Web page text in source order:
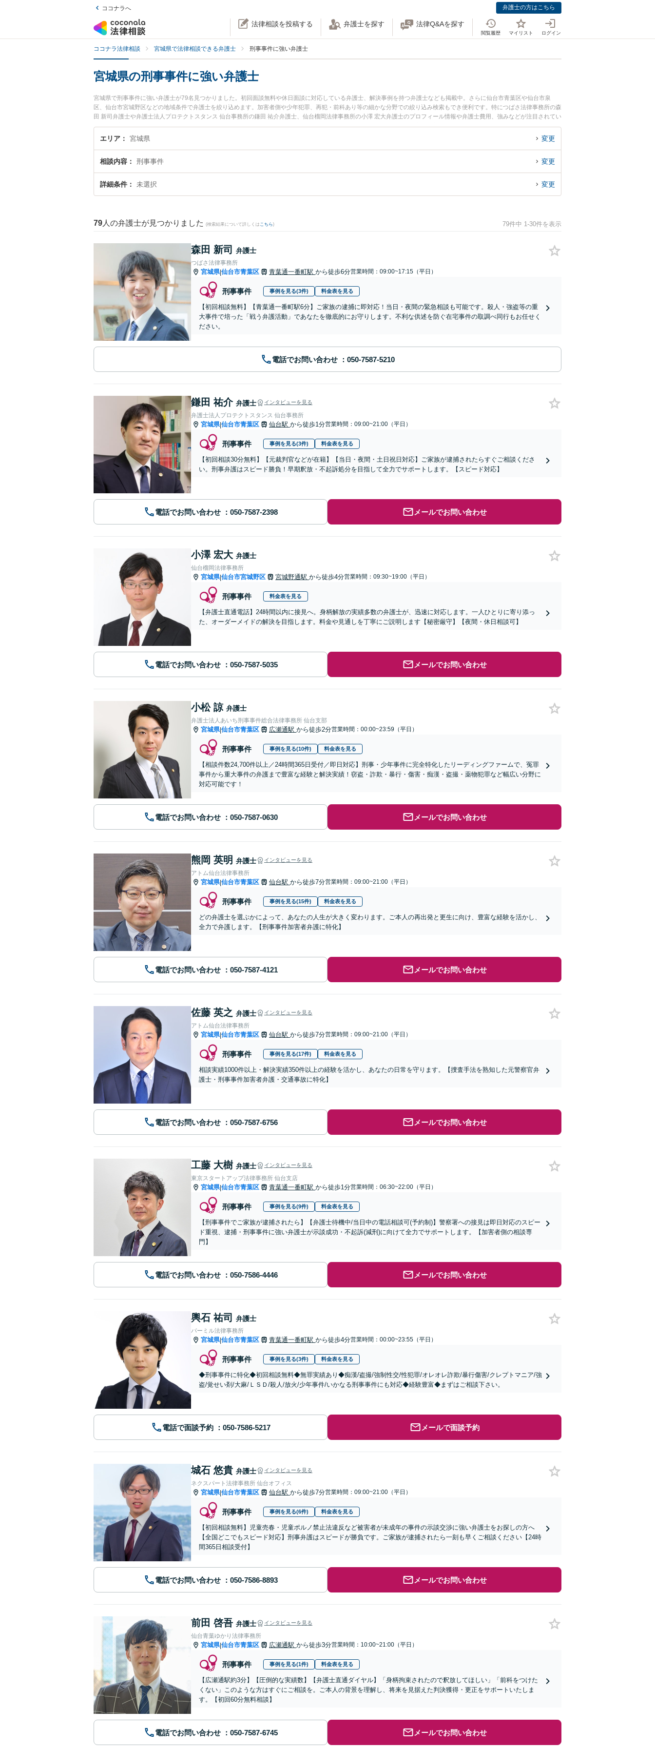
ココナラへ 弁護士の方はこちら
法律相談を投稿する 弁護士を探す 法律Q&Aを探す
閲覧履歴 マイリスト ログイン
ココナラ法律相談 宮城県で法律相談できる弁護士 刑事事件に強い弁護士
宮城県の刑事事件に強い弁護士
宮城県で刑事事件に強い弁護士が79名見つかりました。初回面談無料や休日面談に対応している弁護士、解決事例を持つ弁護士なども掲載中。さらに仙台市青葉区や仙台市泉
区、仙台市宮城野区などの地域条件で弁護士を絞り込めます。加害者側や少年犯罪、再犯・前科あり等の細かな分野での絞り込み検索もでき便利です。特につばさ法律事務所の森
田 新司弁護士や弁護士法人プロテクトスタンス 仙台事務所の鎌田 祐介弁護士、仙台榴岡法律事務所の小澤 宏大弁護士のプロフィール情報や弁護士費用、強みなどが注目されてい
ます。『宮城県で土日や夜間に発生した刑事事件のトラブルを今すぐに弁護士に相談したい』『刑事事件のトラブル解決の実績豊富な近くの弁護士を検索したい』『初回相談無料
で刑事事件を法律相談できる宮城県内の弁護士に相談予約したい』などでお困りの相談者さんにおすすめです。
エリア 宮城県 変更
相談内容 刑事事件 変更
詳細条件 未選択 変更
79 人の弁護士が見つかりました (検索結果について詳しくは こちら) 79件中 1-30件を表示
森田 新司 弁護士
つばさ法律事務所
宮城県|仙台市青葉区 青葉通一番町駅 から徒歩6分営業時間：09:00~17:15（平日）
刑事事件 事例を見る(3件) 料金表を見る
【初回相談無料】【青葉通一番町駅6分】ご家族の逮捕に即対応！当日・夜間の緊急相談も可能です。殺人・強盗等の重
大事件で培った「戦う弁護活動」であなたを徹底的にお守りします。不利な供述を防ぐ在宅事件の取調べ同行もお任せく
ださい。
電話でお問い合わせ
鎌田 祐介 弁護士 インタビューを見る
弁護士法人プロテクトスタンス 仙台事務所
宮城県|仙台市青葉区 仙台駅 から徒歩1分営業時間：09:00~21:00（平日）
刑事事件 事例を見る(3件) 料金表を見る
【初回相談30分無料】【元裁判官などが在籍】【当日・夜間・土日祝日対応】ご家族が逮捕されたらすぐご相談くださ
い。刑事弁護はスピード勝負！早期釈放・不起訴処分を目指して全力でサポートします。【スピード対応】
電話でお問い合わせ メールでお問い合わせ
小澤 宏大 弁護士
仙台榴岡法律事務所
宮城県|仙台市宮城野区 宮城野通駅 から徒歩4分営業時間：09:30~19:00（平日）
刑事事件 料金表を見る
【弁護士直通電話】24時間以内に接見へ。身柄解放の実績多数の弁護士が、迅速に対応します。一人ひとりに寄り添っ
た、オーダーメイドの解決を目指します。料金や見通しを丁寧にご説明します【秘密厳守】【夜間・休日相談可】
電話でお問い合わせ メールでお問い合わせ
小松 諒 弁護士
弁護士法人あいち刑事事件総合法律事務所 仙台支部
宮城県|仙台市青葉区 広瀬通駅 から徒歩2分営業時間：00:00~23:59（平日）
刑事事件 事例を見る(10件) 料金表を見る
【相談件数24,700件以上／24時間365日受付／即日対応】刑事・少年事件に完全特化したリーディングファームで、冤罪
事件から重大事件の弁護まで豊富な経験と解決実績！窃盗・詐欺・暴行・傷害・痴漢・盗撮・薬物犯罪など幅広い分野に
対応可能です！
電話でお問い合わせ メールでお問い合わせ
熊岡 英明 弁護士 インタビューを見る
アトム仙台法律事務所
宮城県|仙台市青葉区 仙台駅 から徒歩7分営業時間：09:00~21:00（平日）
刑事事件 事例を見る(15件) 料金表を見る
どの弁護士を選ぶかによって、あなたの人生が大きく変わります。ご本人の再出発と更生に向け、豊富な経験を活かし、
全力で弁護します。【刑事事件加害者弁護に特化】
電話でお問い合わせ メールでお問い合わせ
佐藤 英之 弁護士 インタビューを見る
アトム仙台法律事務所
宮城県|仙台市青葉区 仙台駅 から徒歩7分営業時間：09:00~21:00（平日）
刑事事件 事例を見る(17件) 料金表を見る
相談実績1000件以上・解決実績350件以上の経験を活かし、あなたの日常を守ります。【捜査手法を熟知した元警察官弁
護士・刑事事件加害者弁護・交通事故に特化】
電話でお問い合わせ メールでお問い合わせ
工藤 大樹 弁護士 インタビューを見る
東京スタートアップ法律事務所 仙台支店
宮城県|仙台市青葉区 青葉通一番町駅 から徒歩1分営業時間：06:30~22:00（平日）
刑事事件 事例を見る(9件) 料金表を見る
【刑事事件でご家族が逮捕されたら】【弁護士待機中/当日中の電話相談可(予約制)】警察署への接見は即日対応のスピー
ド重視、逮捕・刑事事件に強い弁護士が示談成功・不起訴(減刑)に向けて全力でサポートします。【加害者側の相談専
門】
電話でお問い合わせ メールでお問い合わせ
輿石 祐司 弁護士
パーミル法律事務所
宮城県|仙台市青葉区 青葉通一番町駅 から徒歩4分営業時間：00:00~23:55（平日）
刑事事件 事例を見る(3件) 料金表を見る
◆刑事事件に特化◆初回相談無料◆無罪実績あり◆痴漢/盗撮/強制性交/性犯罪/オレオレ詐欺/暴行傷害/クレプトマニア/強
盗/覚せい剤/大麻/ＬＳＤ/殺人/放火/少年事件/いかなる刑事事件にも対応◆経験豊富◆まずはご相談下さい。
電話で面談予約 メールで面談予約
城石 悠貴 弁護士 インタビューを見る
ネクスパート法律事務所 仙台オフィス
宮城県|仙台市青葉区 仙台駅 から徒歩7分営業時間：09:00~21:00（平日）
刑事事件 事例を見る(6件) 料金表を見る
【初回相談無料】児童売春・児童ポルノ禁止法違反など被害者が未成年の事件の示談交渉に強い弁護士をお探しの方へ
【全国どこでもスピード対応】刑事弁護はスピードが勝負です。ご家族が逮捕されたら一刻も早くご相談ください【24時
間365日相談受付】
電話でお問い合わせ メールでお問い合わせ
前田 啓吾 弁護士 インタビューを見る
仙台青葉ゆかり法律事務所
宮城県|仙台市青葉区 広瀬通駅 から徒歩3分営業時間：10:00~21:00（平日）
刑事事件 事例を見る(1件) 料金表を見る
【広瀬通駅約3分】【圧倒的な実績数】【弁護士直通ダイヤル】「身柄拘束されたので釈放してほしい」「前科をつけた
くない」このような方はすぐにご相談を。ご本人の背景を理解し、将来を見据えた判決獲得・更正をサポートいたしま
す。【初回60分無料相談】
電話でお問い合わせ メールでお問い合わせ